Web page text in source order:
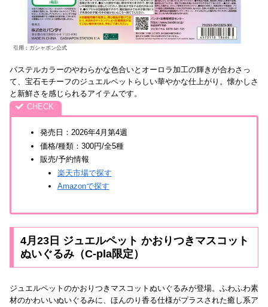
引用：ガシャポン公式
パステルカラーのやわらかな色合いとオーロラ加工の輝きが合わさっ
て、宝石モチーフのジュエルペットらしい華やかな仕上がり。懐かしさ
と新鮮さを感じられるアイテムです。
発売日：2026年4月第4週
価格/種類：300円/全5種
販売/予約情報
楽天市場で探す
Amazonで探す
4月23日 ジュエルペット かおりつきマスコット
ぬいぐるみ（C-pla限定）
ジュエルペットのかおりつきマスコットぬいぐるみが登場。ふわふわ素
材のかわいいぬいぐるみに、ほんのり香る仕様がプラスされた癒し系ア